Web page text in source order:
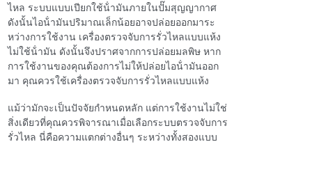
ไหล ระบบแบบเปียกใช้น้ํามันภายในปั๊มสุญญากาศ
ดังนั้นไอน้ํามันปริมาณเล็กน้อยอาจปล่อยออกมาระ
หว่างการใช้งาน เครื่องตรวจจับการรั่วไหลแบบแห้ง
ไม่ใช้น้ํามัน ดังนั้นจึงปราศจากการปล่อยมลพิษ หาก
การใช้งานของคุณต้องการไม่ให้ปล่อยไอน้ํามันออก
มา คุณควรใช้เครื่องตรวจจับการรั่วไหลแบบแห้ง
แม้ว่ามักจะเป็นปัจจัยกําหนดหลัก แต่การใช้งานไม่ใช่
สิ่งเดียวที่คุณควรพิจารณาเมื่อเลือกระบบตรวจจับการ
รั่วไหล นี่คือความแตกต่างอื่นๆ ระหว่างทั้งสองแบบ